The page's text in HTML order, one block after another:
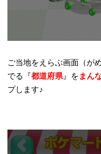
ご当地をえらぶ画面（が
でる『 都道府県』を まん
プします♪